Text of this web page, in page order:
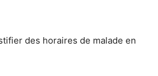
des horaires de malade en